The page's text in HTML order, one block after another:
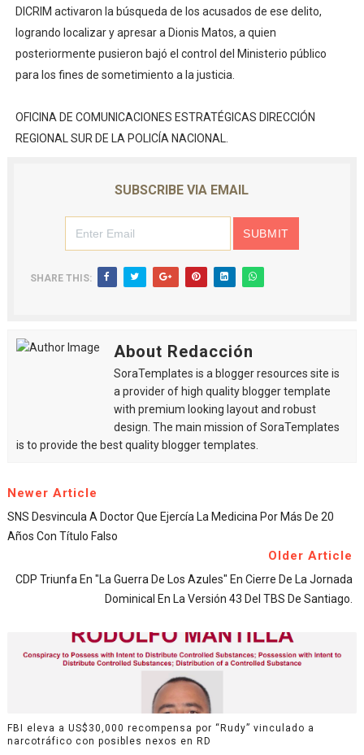
DICRIM activaron la búsqueda de los acusados de ese delito,
logrando localizar y apresar a Dionis Matos, a quien
posteriormente pusieron bajó el control del Ministerio público
para los fines de sometimiento a la justicia.
OFICINA DE COMUNICACIONES ESTRATÉGICAS DIRECCIÓN
REGIONAL SUR DE LA POLICÍA NACIONAL.
SUBSCRIBE VIA EMAIL
SHARE THIS:
About Redacción
SoraTemplates is a blogger resources site is
a provider of high quality blogger template
with premium looking layout and robust
design. The main mission of SoraTemplates
is to provide the best quality blogger templates.
Newer Article
SNS Desvincula A Doctor Que Ejercía La Medicina Por Más De 20
Años Con Título Falso
Older Article
CDP Triunfa En "La Guerra De Los Azules" En Cierre De La Jornada
Dominical En La Versión 43 Del TBS De Santiago.
FBI eleva a US$30,000 recompensa por “Rudy” vinculado a
narcotráfico con posibles nexos en RD